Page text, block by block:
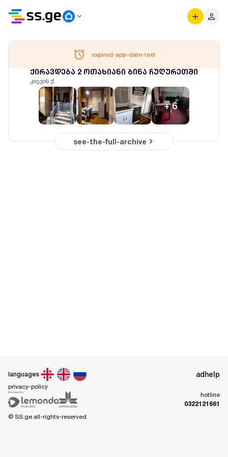
ქირავდება 2 ოთახიანი ბინა ჩუღურეთში
კიევის ქ.
+6
expired-app-date-text
see-the-full-archive
languages adhelp
privacy-policy
hotline
0322121661
© SS.ge all-rights-reserved